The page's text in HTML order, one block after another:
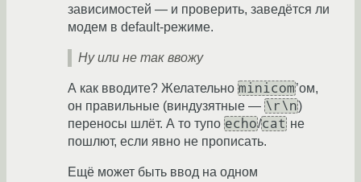
зависимостей — и проверить, заведётся ли
модем в default-режиме.
Ну или не так ввожу
А как вводите? Желательно minicom’ом,
он правильные (виндузятные — \r\n)
переносы шлёт. А то тупо echo/cat не
пошлют, если явно не прописать.
Ещё может быть ввод на одном